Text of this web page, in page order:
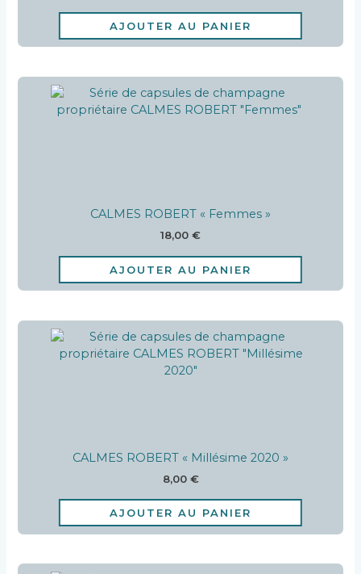
AJOUTER AU PANIER
CALMES ROBERT « Femmes »
18,00 €
AJOUTER AU PANIER
CALMES ROBERT « Millésime 2020 »
8,00 €
AJOUTER AU PANIER